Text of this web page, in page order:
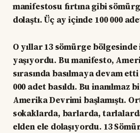
manifestosu fırtına gibi
dolaştı. Üç ay içinde 100 000
O yıllar 13 sömürge
yaşıyordu. Bu manifesto,
sırasında basılmaya devam
000 adet basıldı. Bu inanılmaz
Amerika Devrimi başlamıştı.
sokaklarda, barlarda,
elden ele dolaşıyordu. 13